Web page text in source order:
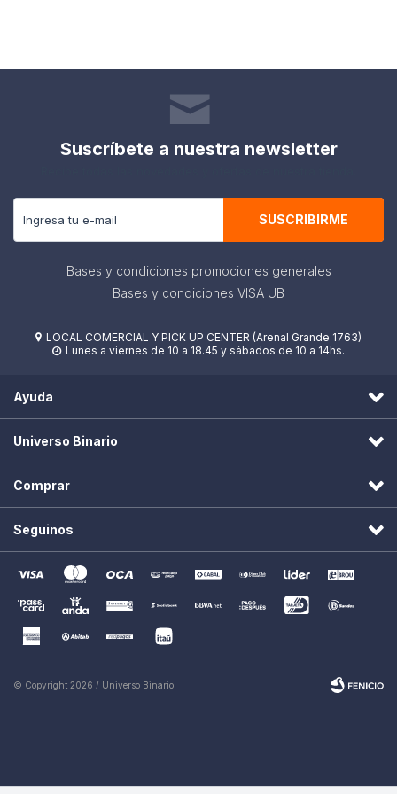
Suscríbete a nuestra newsletter
SUSCRIBIRME
Bases y condiciones promociones generales
Bases y condiciones VISA UB
 LOCAL COMERCIAL Y PICK UP CENTER (Arenal Grande 1763)
 Lunes a viernes de 10 a 18.45 y sábados de 10 a 14hs.
Ayuda
Universo Binario
Comprar
Seguinos
© Copyright 2026 / Universo Binario